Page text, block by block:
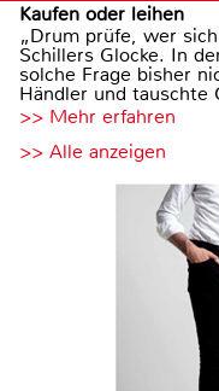
Kaufen oder leihen
„Drum prüfe, wer
Schillers Glocke. In
solche Frage bisher
Händler und tauschte
>> Mehr erfahren
>> Alle anzeigen